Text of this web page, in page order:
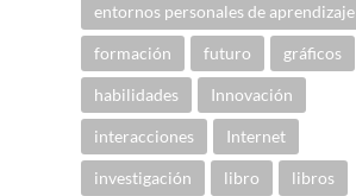
entornos personales de aprendizaje
formación futuro gráficos
habilidades Innovación
interacciones Internet
investigación libro libros